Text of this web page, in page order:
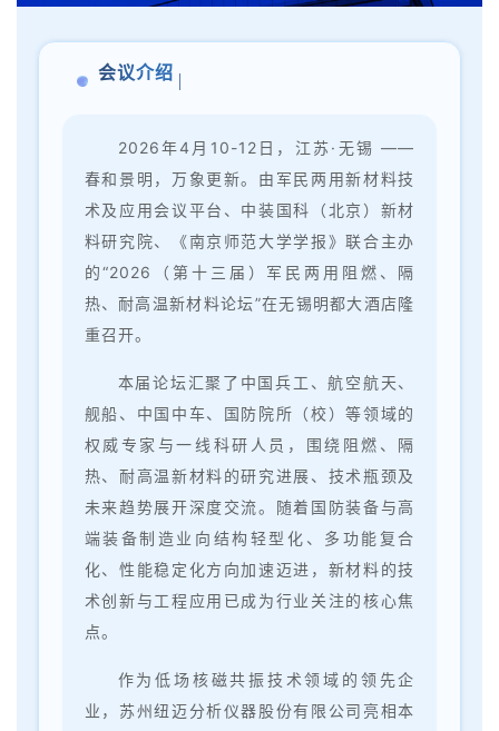
会议介绍
2026年4月10-12日，江苏·无锡 ——
春和景明，万象更新。由军民两用新材料技
术及应用会议平台、中装国科（北京）新材
料研究院、《南京师范大学学报》联合主办
的“2026（第十三届）军民两用阻燃、隔
热、耐高温新材料论坛”在无锡明都大酒店隆
重召开。
本届论坛汇聚了中国兵工、航空航天、
舰船、中国中车、国防院所（校）等领域的
权威专家与一线科研人员，围绕阻燃、隔
热、耐高温新材料的研究进展、技术瓶颈及
未来趋势展开深度交流。随着国防装备与高
端装备制造业向结构轻型化、多功能复合
化、性能稳定化方向加速迈进，新材料的技
术创新与工程应用已成为行业关注的核心焦
点。
作为低场核磁共振技术领域的领先企
业，苏州纽迈分析仪器股份有限公司亮相本